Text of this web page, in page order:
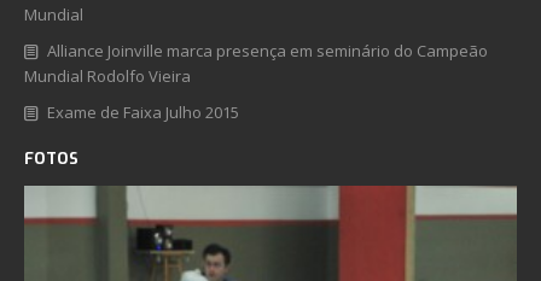
Mundial
Alliance Joinville marca presença em seminário do Campeão
Mundial Rodolfo Vieira
Exame de Faixa Julho 2015
FOTOS